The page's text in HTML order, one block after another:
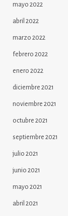
mayo 2022
abril 2022
marzo 2022
febrero 2022
enero 2022
diciembre 2021
noviembre 2021
octubre 2021
septiembre 2021
julio 2021
junio 2021
mayo 2021
abril 2021